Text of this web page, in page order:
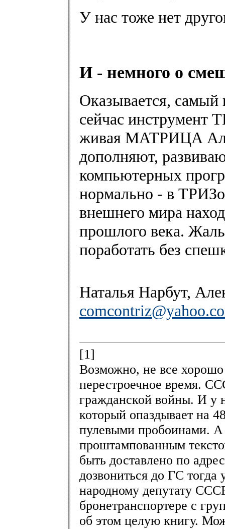
У нас тоже нет
И - немного о
Оказывается,
сейчас инструмент
живая МАТРИЦА
дополняют,
компьютерных
нормально - в
внешнего мира
прошлого века.
поработать без
Наталья Нарбут,
[1]
Возможно, не все хорошо
перестроечное время.
гражданской войны. И у
который опаздывает на
пулевыми пробоинами. А
проштампованным
быть доставлено по
дозвониться до ГС
народному депутату
бронетранспортере с
об этом целую книгу.